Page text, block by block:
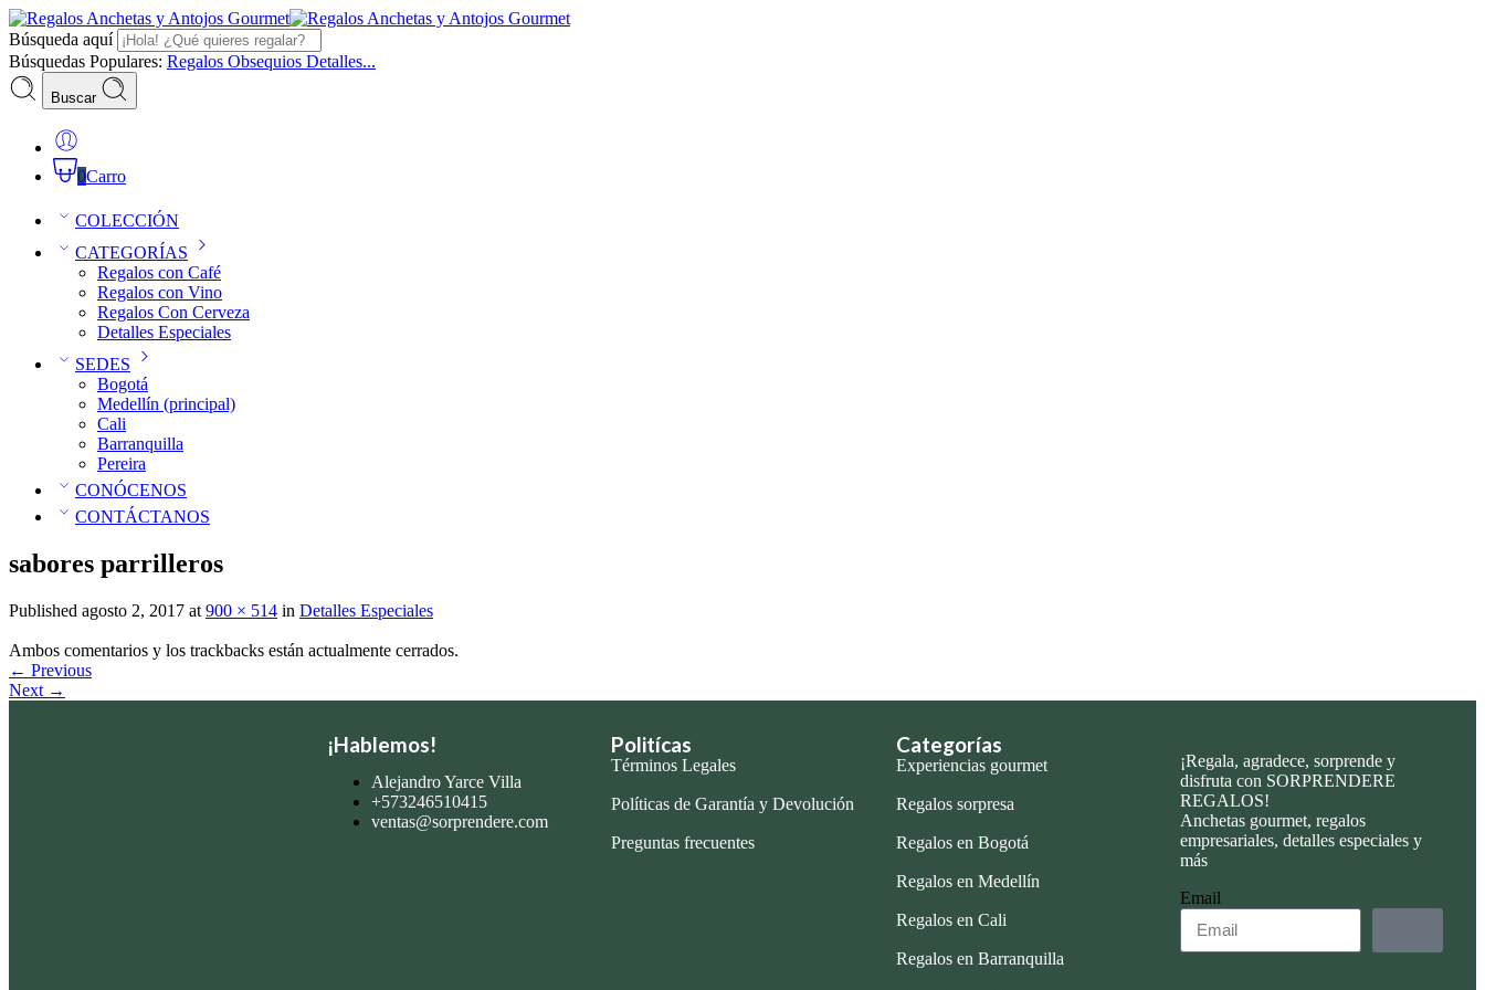
Búsqueda aquí
Búsquedas Populares: Regalos Obsequios Detalles...
Buscar
0Carro
COLECCIÓN
CATEGORÍAS
Regalos con Café
Regalos con Vino
Regalos Con Cerveza
Detalles Especiales
SEDES
Bogotá
Medellín (principal)
Cali
Barranquilla
Pereira
CONÓCENOS
CONTÁCTANOS
sabores parrilleros
Published agosto 2, 2017 at 900 × 514 in Detalles Especiales
Ambos comentarios y los trackbacks están actualmente cerrados.
← Previous
Next →
¡Hablemos!
Alejandro Yarce Villa
+573246510415
ventas@sorprendere.com
Politícas
Términos Legales
Políticas de Garantía y Devolución
Preguntas frecuentes
Categorías
Experiencias gourmet
Regalos sorpresa
Regalos en Bogotá
Regalos en Medellín
Regalos en Cali
Regalos en Barranquilla
¡Regala, agradece, sorprende y
disfruta con SORPRENDERE
REGALOS!
Anchetas gourmet, regalos
empresariales, detalles especiales y
más
Email